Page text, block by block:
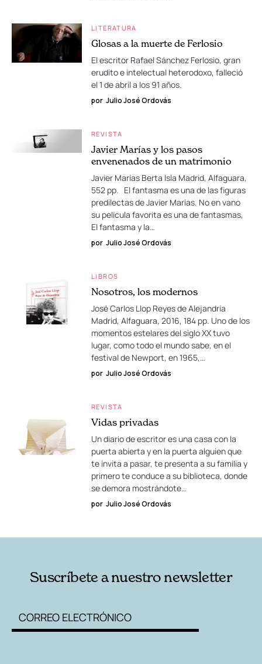
LITERATURA
Glosas a la muerte de Ferlosio
El escritor Rafael Sánchez Ferlosio, gran
erudito e intelectual heterodoxo, falleció
el 1 de abril a los 91 años.
por Julio José Ordovás
REVISTA
Javier Marías y los pasos
envenenados de un matrimonio
Javier Marías Berta Isla Madrid, Alfaguara,
552 pp. El fantasma es una de las figuras
predilectas de Javier Marías. No en vano
su película favorita es una de fantasmas,
El fantasma y la…
por Julio José Ordovás
LIBROS
Nosotros, los modernos
José Carlos Llop Reyes de Alejandría
Madrid, Alfaguara, 2016, 184 pp. Uno de los
momentos estelares del siglo XX tuvo
lugar, como todo el mundo sabe, en el
festival de Newport, en 1965,…
por Julio José Ordovás
REVISTA
Vidas privadas
Un diario de escritor es una casa con la
puerta abierta y en la puerta alguien que
te invita a pasar, te presenta a su familia y
primero te conduce a su biblioteca, donde
se demora mostrándote…
por Julio José Ordovás
Suscríbete a nuestro newsletter